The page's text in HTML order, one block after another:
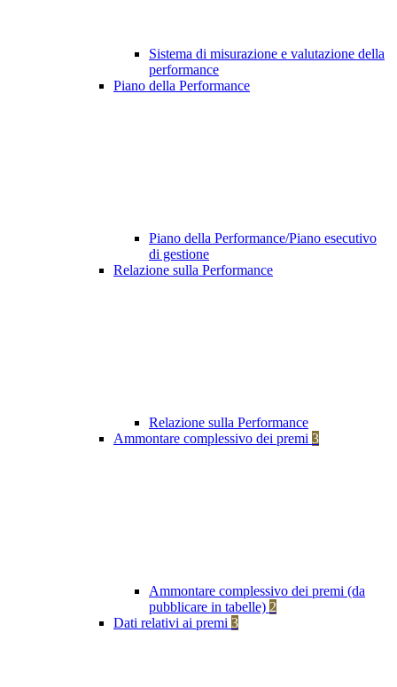
Sistema di misurazione e valutazione della
performance
Piano della Performance
Piano della Performance/Piano esecutivo
di gestione
Relazione sulla Performance
Relazione sulla Performance
Ammontare complessivo dei premi 3
Ammontare complessivo dei premi (da
pubblicare in tabelle) 2
Dati relativi ai premi 3